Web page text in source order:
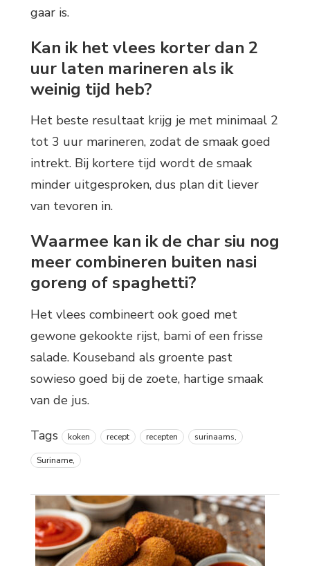
gaar is.
Kan ik het vlees korter dan 2
uur laten marineren als ik
weinig tijd heb?
Het beste resultaat krijg je met minimaal 2
tot 3 uur marineren, zodat de smaak goed
intrekt. Bij kortere tijd wordt de smaak
minder uitgesproken, dus plan dit liever
van tevoren in.
Waarmee kan ik de char siu nog
meer combineren buiten nasi
goreng of spaghetti?
Het vlees combineert ook goed met
gewone gekookte rijst, bami of een frisse
salade. Kouseband als groente past
sowieso goed bij de zoete, hartige smaak
van de jus.
Tags koken recept recepten surinaams,
Suriname,